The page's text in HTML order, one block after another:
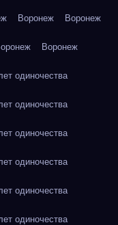
Воронеж Воронеж
Воронеж
одиночества
одиночества
одиночества
одиночества
одиночества
одиночества